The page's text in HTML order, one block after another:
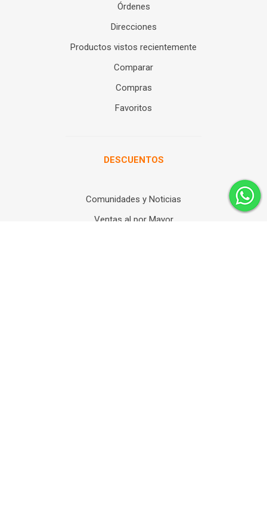
Órdenes
Direcciones
Productos vistos recientemente
Comparar
Compras
Favoritos
DESCUENTOS
Comunidades y Noticias
Ventas al por Mayor